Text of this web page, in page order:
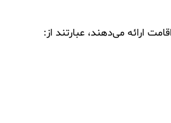
ارائه می‌دهند، عبارتند از: